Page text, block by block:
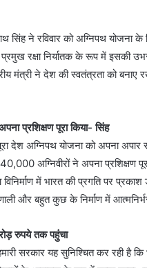
सिंह ने रविवार को अग्निपथ योजना
रक्षा निर्यातक के रूप में इसकी
मंत्री ने देश की स्वतंत्रता को बनाए
प्रशिक्षण पूरा किया- सिंह
देश अग्निपथ योजना को अपना
अग्निवीरों ने अपना
विनिर्माण में भारत की प्रगति पर
और बहुत कुछ के निर्माण में
रुपये तक पहुंचा
सरकार यह सुनिश्चित कर रही है कि